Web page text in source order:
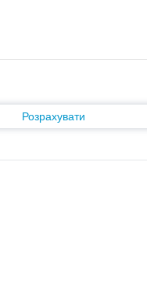
Розрахувати